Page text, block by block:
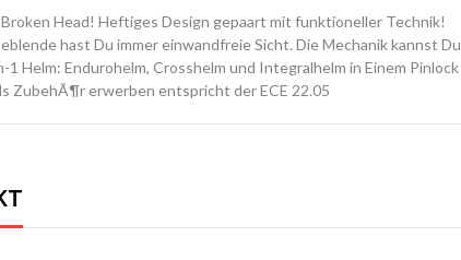
Head! Heftiges Design gepaart mit funktioneller Technik!
hast Du immer einwandfreie Sicht. Die Mechanik kannst Du
Helm: Endurohelm, Crosshelm und Integralhelm in Einem Pinlock
ZubehÃ¶r erwerben entspricht der ECE 22.05